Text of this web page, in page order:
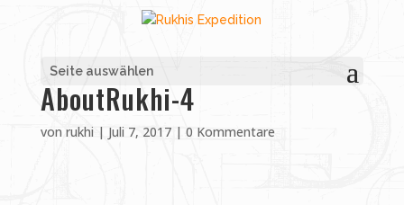
Seite auswählen
AboutRukhi-4
von rukhi| Juli 7, 2017| 0 Kommentare